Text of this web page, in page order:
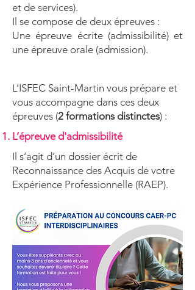
et de services).
Il se compose de deux épreuves :
Une épreuve écrite (admissibilité) et
une épreuve orale (admission).
L’ISFEC Saint-Martin vous prépare et
vous accompagne dans ces deux
épreuves (2 formations distinctes) :
L’épreuve d'admissibilité
Il s’agit d’un dossier écrit de
Reconnaissance des Acquis de votre
Expérience Professionnelle (RAEP).